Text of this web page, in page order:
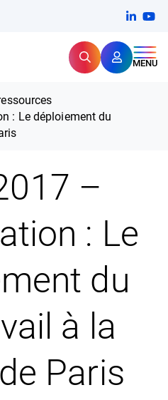
RechercherMENU
et proximité pour
: Le déploiement du
–
: Le
du
à la
Paris